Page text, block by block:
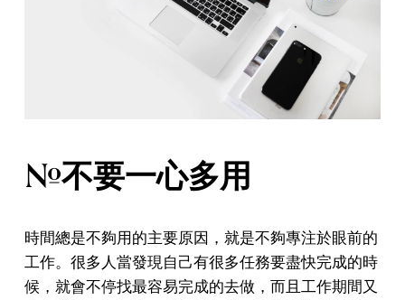
#不要一心多用
時間總是不夠用的主要原因，就是不夠專注於眼前的
工作。很多人當發現自己有很多任務要盡快完成的時
候，就會不停找最容易完成的去做，而且工作期間又